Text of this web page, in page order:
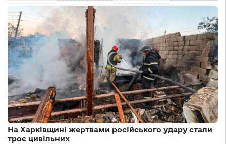
На Харківщині жертвами російського удару стали
троє цивільних